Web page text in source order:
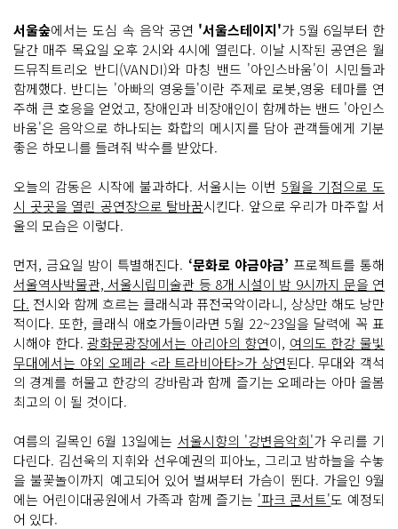
서울숲에서는 도심 속 음악 공연 '서울스테이지'가 5월 6일부터 한
달간 매주 목요일 오후 2시와 4시에 열린다. 이날 시작된 공연은 월
드뮤직트리오 반디(VANDI)와 마칭 밴드 '아인스바움'이 시민들과
함께했다. 반디는 '아빠의 영웅들'이란 주제로 로봇,영웅 테마를 연
주해 큰 호응을 얻었고, 장애인과 비장애인이 함께하는 밴드 '아인스
바움'은 음악으로 하나되는 화합의 메시지를 담아 관객들에게 기분
좋은 하모니를 들려줘 박수를 받았다.
오늘의 감동은 시작에 불과하다. 서울시는 이번 5월을 기점으로 도
시 곳곳을 열린 공연장으로 탈바꿈시킨다. 앞으로 우리가 마주할 서
울의 모습은 이렇다.
먼저, 금요일 밤이 특별해진다. ‘문화로 야금야금’ 프로젝트를 통해
서울역사박물관, 서울시립미술관 등 8개 시설이 밤 9시까지 문을 연
다. 전시와 함께 흐르는 클래식과 퓨전국악이라니, 상상만 해도 낭만
적이다. 또한, 클래식 애호가들이라면 5월 22~23일을 달력에 꼭 표
시해야 한다.광화문광장에서는 아리아의 향연이, 여의도 한강 물빛
무대에서는 야외 오페라 <라 트라비아타>가 상연된다. 무대와 객석
의 경계를 허물고 한강의 강바람과 함께 즐기는 오페라는 아마 올봄
최고의 이 될 것이다.
여름의 길목인 6월 13일에는 서울시향의 '강변음악회'가 우리를 기
다린다. 김선욱의 지휘와 선우예권의 피아노, 그리고 밤하늘을 수놓
을 불꽃놀이까지 예고되어 있어 벌써부터 가슴이 뛴다. 가을인 9월
에는 어린이대공원에서 가족과 함께 즐기는 '파크 콘서트'도 예정되
어 있다.